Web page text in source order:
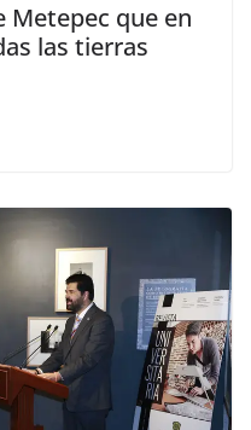
Metepec que en
las tierras